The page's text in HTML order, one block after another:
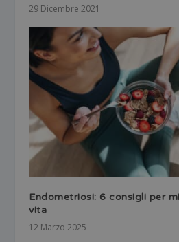
29 Dicembre 2021
Endometriosi: 6 consigli per
vita
12 Marzo 2025